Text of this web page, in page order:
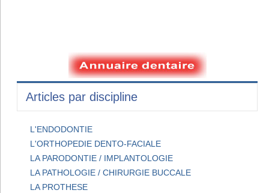
Articles par discipline
L'ENDODONTIE
L'ORTHOPEDIE DENTO-FACIALE
LA PARODONTIE / IMPLANTOLOGIE
LA PATHOLOGIE / CHIRURGIE BUCCALE
LA PROTHESE